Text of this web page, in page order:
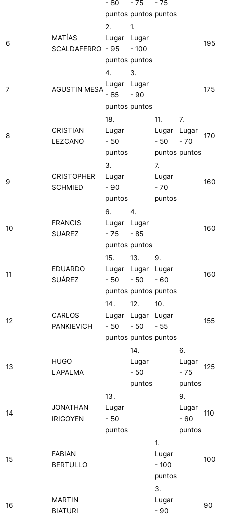
- 80
puntos
- 75
puntos
- 75
puntos
6
MATÍAS
SCALDAFERRO
2.
Lugar
- 95
puntos
1.
Lugar
- 100
puntos
195
7 AGUSTIN MESA
4.
Lugar
- 85
puntos
3.
Lugar
- 90
puntos
175
8
CRISTIAN
LEZCANO
18.
Lugar
- 50
puntos
11.
Lugar
- 50
puntos
7.
Lugar
- 70
puntos
170
9
CRISTOPHER
SCHMIED
3.
Lugar
- 90
puntos
7.
Lugar
- 70
puntos
160
10
FRANCIS
SUAREZ
6.
Lugar
- 75
puntos
4.
Lugar
- 85
puntos
160
11
EDUARDO
SUÁREZ
15.
Lugar
- 50
puntos
13.
Lugar
- 50
puntos
9.
Lugar
- 60
puntos
160
12
CARLOS
PANKIEVICH
14.
Lugar
- 50
puntos
12.
Lugar
- 50
puntos
10.
Lugar
- 55
puntos
155
13
HUGO
LAPALMA
14.
Lugar
- 50
puntos
6.
Lugar
- 75
puntos
125
14
JONATHAN
IRIGOYEN
13.
Lugar
- 50
puntos
9.
Lugar
- 60
puntos
110
15
FABIAN
BERTULLO
1.
Lugar
- 100
puntos
100
16
MARTIN
BIATURI
3.
Lugar
- 90
90